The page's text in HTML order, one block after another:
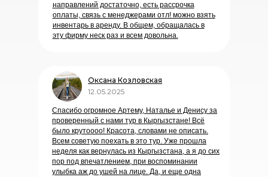
направлений достаточно, есть рассрочка
оплаты, связь с менеджерами отл! можно взять
инвентарь в аренду. В общем, обращалась в
эту фирму неск раз и всем довольна.
Спасибо огромное Артему, Наталье и Денису за
проверенный с нами тур в Кыргызстане! Всё
было крутоооо! Красота, словами не описать.
Всем советую поехать в это тур. Уже прошла
неделя как вернулась из Кыргызстана, а я до сих
пор под впечатлением, при воспоминании
улыбка аж до ушей на лице. Да, и еще одна
12.05.2025
Оксана Козловская